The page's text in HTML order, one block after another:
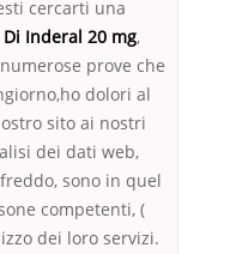
cercarti una
Inderal 20 mg,
prove che
dolori al
sito ai nostri
dei dati web,
sono in quel
competenti, (
dei loro servizi.